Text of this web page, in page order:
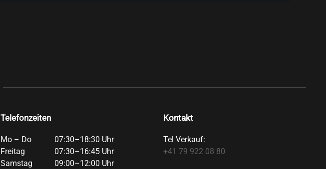
Kontakt
Tel Verkauf:
+41 79 922 08 80
Telefonzeiten
Mo – Do
07:30–18:30 Uhr
Freitag
07:30–16:45 Uhr
Samstag
09:00–12:00 Uhr